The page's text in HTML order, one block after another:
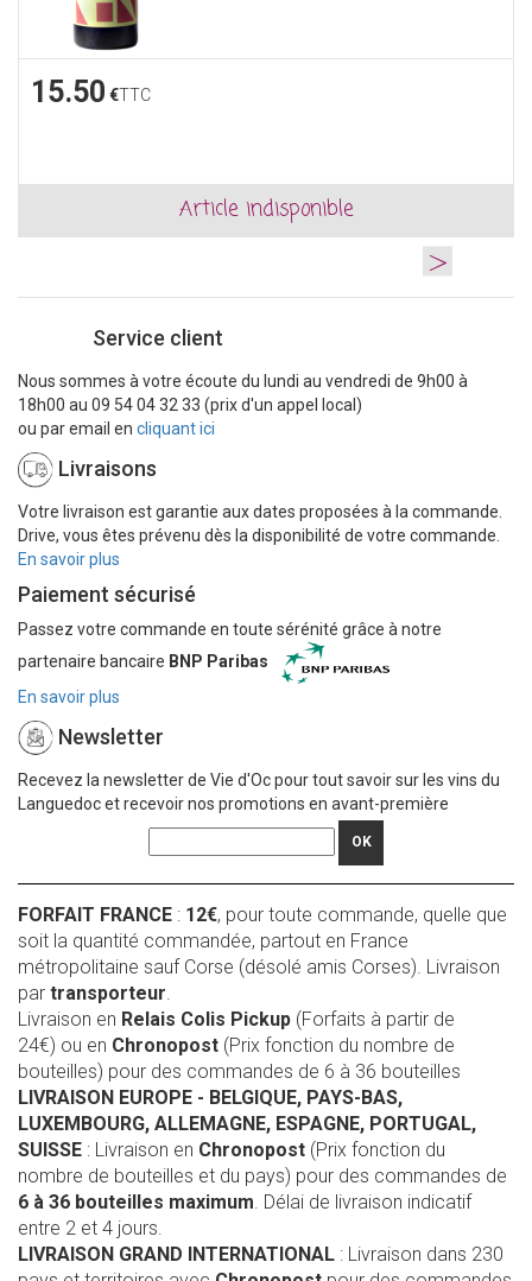
15.50 €TTC
Article indisponible
>
Service client
Nous sommes à votre écoute du lundi au vendredi de 9h00 à
18h00 au 09 54 04 32 33 (prix d'un appel local)
ou par email en cliquant ici
Livraisons
Votre livraison est garantie aux dates proposées à la commande.
Drive, vous êtes prévenu dès la disponibilité de votre commande.
En savoir plus
Paiement sécurisé
Passez votre commande en toute sérénité grâce à notre
partenaire bancaire BNP Paribas
En savoir plus
Newsletter
Recevez la newsletter de Vie d'Oc pour tout savoir sur les vins du
Languedoc et recevoir nos promotions en avant-première
OK
FORFAIT FRANCE : 12€, pour toute commande, quelle que
soit la quantité commandée, partout en France
métropolitaine sauf Corse (désolé amis Corses). Livraison
par transporteur.
Livraison en Relais Colis Pickup (Forfaits à partir de
24€) ou en Chronopost (Prix fonction du nombre de
bouteilles) pour des commandes de 6 à 36 bouteilles
LIVRAISON EUROPE - BELGIQUE, PAYS-BAS,
LUXEMBOURG, ALLEMAGNE, ESPAGNE, PORTUGAL,
SUISSE : Livraison en Chronopost (Prix fonction du
nombre de bouteilles et du pays) pour des commandes de
6 à 36 bouteilles maximum. Délai de livraison indicatif
entre 2 et 4 jours.
LIVRAISON GRAND INTERNATIONAL : Livraison dans 230